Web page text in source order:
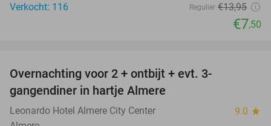
Verkocht: 116
Regulier €13,95
€7,50
Overnachting voor 2 + ontbijt + evt. 3-
gangendiner in hartje Almere
Leonardo Hotel Almere City Center 9.0 star